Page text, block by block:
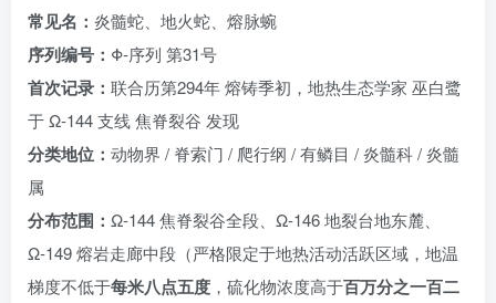
常见名： 炎髓蛇、地火蛇、熔脉蜿
序列编号： Φ-序列 第31号
首次记录： 联合历第294年 熔铸季初，地热生态学家 巫白鹭
于 Ω-144 支线 焦脊裂谷 发现
分类地位： 动物界 / 脊索门 / 爬行纲 / 有鳞目 / 炎髓科 / 炎髓
属
分布范围： Ω-144 焦脊裂谷全段、Ω-146 地裂台地东麓、
Ω-149 熔岩走廊中段（严格限定于地热活动活跃区域，地温
梯度不低于每米八点五度 ，硫化物浓度高于百万分之一百二